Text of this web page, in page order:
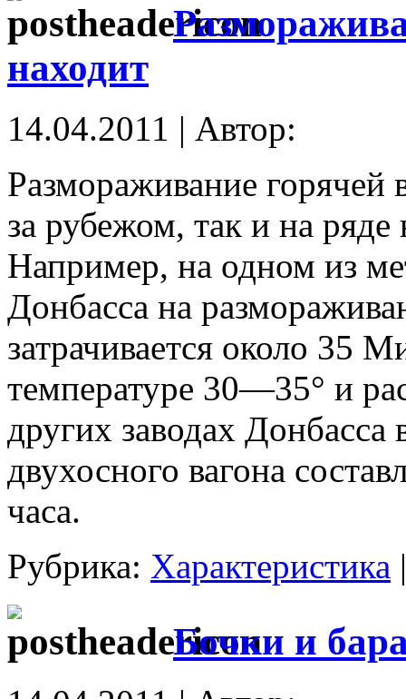
находит
14.04.2011 | Автор:
Размораживание горячей
за рубежом, так и на
Например, на одном из
Донбасса на
затрачивается около 35
температуре 30—35° и
других заводах
двухосного вагона
часа.
Рубрика: Характеристика
Бочки и